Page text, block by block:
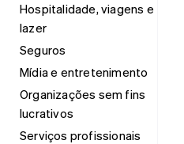
Hospitalidade, viagens e
lazer
Seguros
Mídia e entretenimento
Organizações sem fins
lucrativos
Serviços profissionais